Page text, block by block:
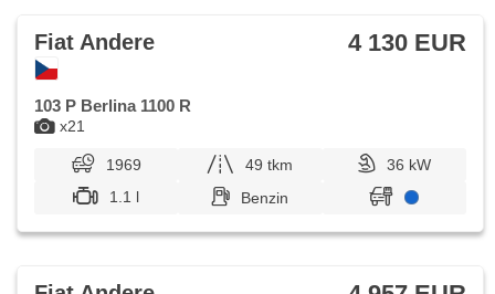
x21
Fiat Andere 4 130 EUR
103 P Berlina 1100 R
1969 49 tkm
36 kW
1.1 l
Benzin